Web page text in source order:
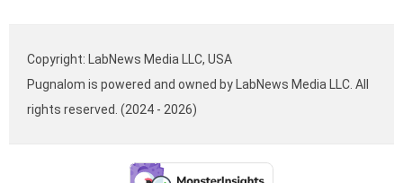
Copyright: LabNews Media LLC, USA
Pugnalom is powered and owned by LabNews Media LLC. All
rights reserved. (2024 - 2026)